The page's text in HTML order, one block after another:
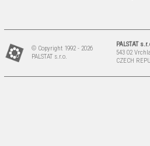
© Copyright 1992 - 2026
PALSTAT s.r.o.
PALSTAT
543 02
CZECH